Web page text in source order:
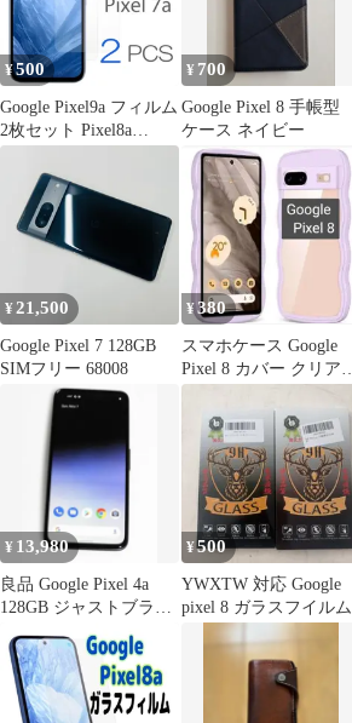
¥500
Google Pixel9a フィルム
2枚セット Pixel8a
Pixel7a 保護フィルム 透
明 ピクセル9a ガラスフ
ィルム ピクセル8a 送料
無料
¥ 700
Google Pixel 8 手帳型
ケース ネイビー
¥21,500
Google Pixel 7 128GB
SIMフリー 68008
¥380
スマホケース Google
Pixel 8 カバー クリア
パープル ワイヤレス
¥ 13,980
良品 Google Pixel 4a
128GB ジャストブラッ
ク SIMフリー
¥500
YWXTW 対応 Google
pixel 8 ガラスフイルム